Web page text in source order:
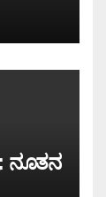
ನೂತನ